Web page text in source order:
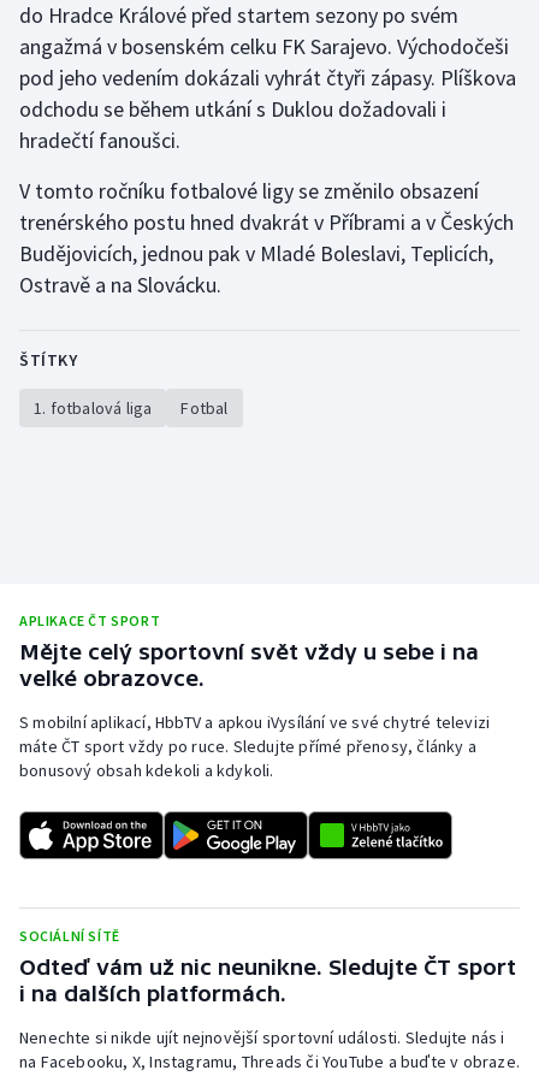
Jezdectví
Judo
Krasobruslení
Lezení
Lyže a snowboard
Motorsport
Ragby
Rychlobruslení
Rychlostní kanoistika
Short track
Stolní tenis
Triatlon
Veslování
do Hradce Králové před startem sezony po svém
angažmá v bosenském celku FK Sarajevo. Východočeši
pod jeho vedením dokázali vyhrát čtyři zápasy. Plíškova
odchodu se během utkání s Duklou dožadovali i
hradečtí fanoušci.
V tomto ročníku fotbalové ligy se změnilo obsazení
trenérského postu hned dvakrát v Příbrami a v Českých
Budějovicích, jednou pak v Mladé Boleslavi, Teplicích,
Ostravě a na Slovácku.
ŠTÍTKY
1. fotbalová liga Fotbal
APLIKACE ČT SPORT
Mějte celý sportovní svět vždy u sebe i na
velké obrazovce.
S mobilní aplikací, HbbTV a apkou iVysílání ve své chytré televizi
máte ČT sport vždy po ruce. Sledujte přímé přenosy, články a
bonusový obsah kdekoli a kdykoli.
SOCIÁLNÍ SÍTĚ
Odteď vám už nic neunikne. Sledujte ČT sport
i na dalších platformách.
Nenechte si nikde ujít nejnovější sportovní události. Sledujte nás i
na Facebooku, X, Instagramu, Threads či YouTube a buďte v obraze.